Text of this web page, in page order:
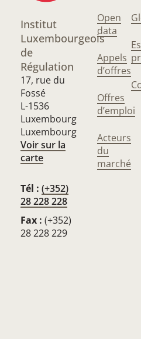
Institut
Luxembourgeois
de
Régulation
17, rue du
Fossé
L-1536
Luxembourg
Luxembourg
Voir sur la
carte
Tél : (+352)
28 228 228
Fax : (+352)
28 228 229
Open
data
Appels
d’offres
Offres
d’emploi
Acteurs
du
marché